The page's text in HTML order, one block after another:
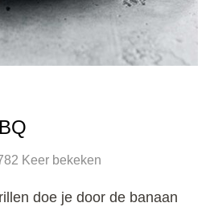
Keer bekeken
doe je door de banaan